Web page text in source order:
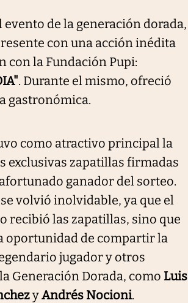
evento de la generación dorada,
con una acción inédita
con la Fundación Pupi:
. Durante el mismo, ofreció
gastronómica.
como atractivo principal la
exclusivas zapatillas firmadas
ganador del sorteo.
volvió inolvidable, ya que el
recibió las zapatillas, sino que
oportunidad de compartir la
jugador y otros
Generación Dorada, como Luis
yAndrés Nocioni.